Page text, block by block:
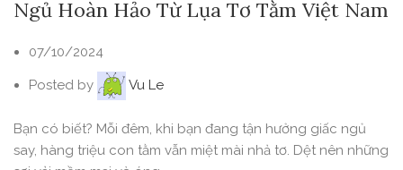
Ngủ Hoàn Hảo Từ Lụa Tơ Tằm Việt Nam
07/10/2024
Posted by Vu Le
Bạn có biết? Mỗi đêm, khi bạn đang tận hưởng giấc ngủ
say, hàng triệu con tằm vẫn miệt mài nhả tơ. Dệt nên những